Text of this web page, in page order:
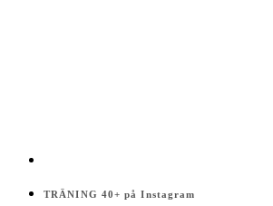
TRÄNING 40+ på Instagram